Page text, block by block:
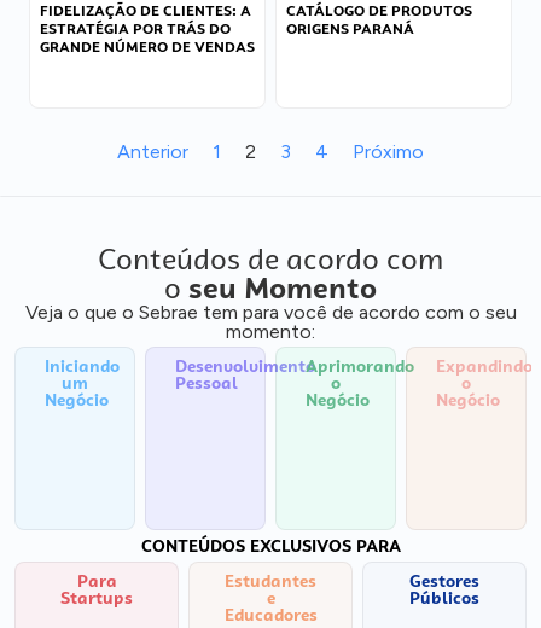
FIDELIZAÇÃO DE CLIENTES: A
ESTRATÉGIA POR TRÁS DO
GRANDE NÚMERO DE VENDAS
CATÁLOGO DE PRODUTOS
ORIGENS PARANÁ
Anterior 1 2 3 4 Próximo
Conteúdos de acordo com
o seu Momento
Veja o que o Sebrae tem para você de acordo com o seu
momento:
Iniciando
um
Negócio
Desenvolvimento
Pessoal
Aprimorando
o
Negócio
Expandindo
o
Negócio
CONTEÚDOS EXCLUSIVOS PARA
Para
Startups
Estudantes
e
Educadores
Gestores
Públicos